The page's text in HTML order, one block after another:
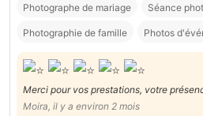
Photographe de mariage Séance
Photographie de famille Photos
Merci pour vos prestations, votre
maquillage au photos dans la communes
Moira, il y a environ 2 mois